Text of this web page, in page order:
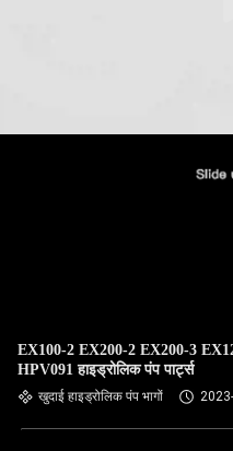
EX100-2 EX200-2 EX200-3
HPV091 हाइड्रोलिक पंप पार्ट्स
खुदाई हाइड्रोलिक पंप भागों